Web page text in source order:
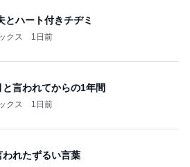
とハート付きチヂミ
クス 1日前
言われてからの1年間
クス 1日前
われたずるい言葉